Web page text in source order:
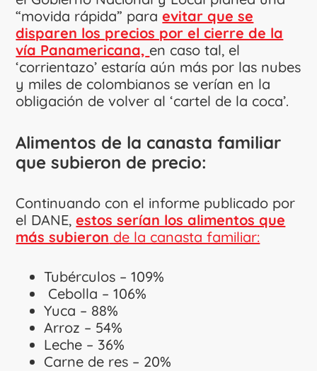
“movida rápida” paraevitar que se
disparen los precios por el cierre de la
vía Panamericana, en caso tal, el
‘corrientazo’ estaría aún más por las nubes
y miles de colombianos se verían en la
obligación de volver al ‘cartel de la coca’.
Alimentos de la canasta familiar
que subieron de precio:
Continuando con el informe publicado por
el DANE,estos serían los alimentos que
más subieron de la canasta familiar:
Tubérculos – 109%
Cebolla – 106%
Yuca – 88%
Arroz – 54%
Leche – 36%
Carne de res – 20%